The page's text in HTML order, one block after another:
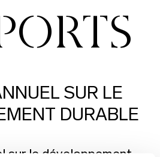
SUR LE
DURABLE
sur le développement